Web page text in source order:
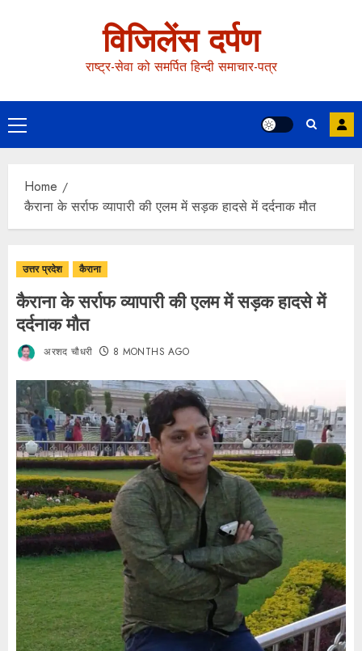
विजिलेंस दर्पण
राष्ट्र-सेवा को समर्पित हिन्दी समाचार-पत्र
Home
कैराना के सर्राफ व्यापारी की एलम में सड़क हादसे में दर्दनाक मौत
उत्तर प्रदेश कैराना
कैराना के सर्राफ व्यापारी की एलम में सड़क हादसे में
दर्दनाक मौत
अरशद चौधरी 8 MONTHS AGO